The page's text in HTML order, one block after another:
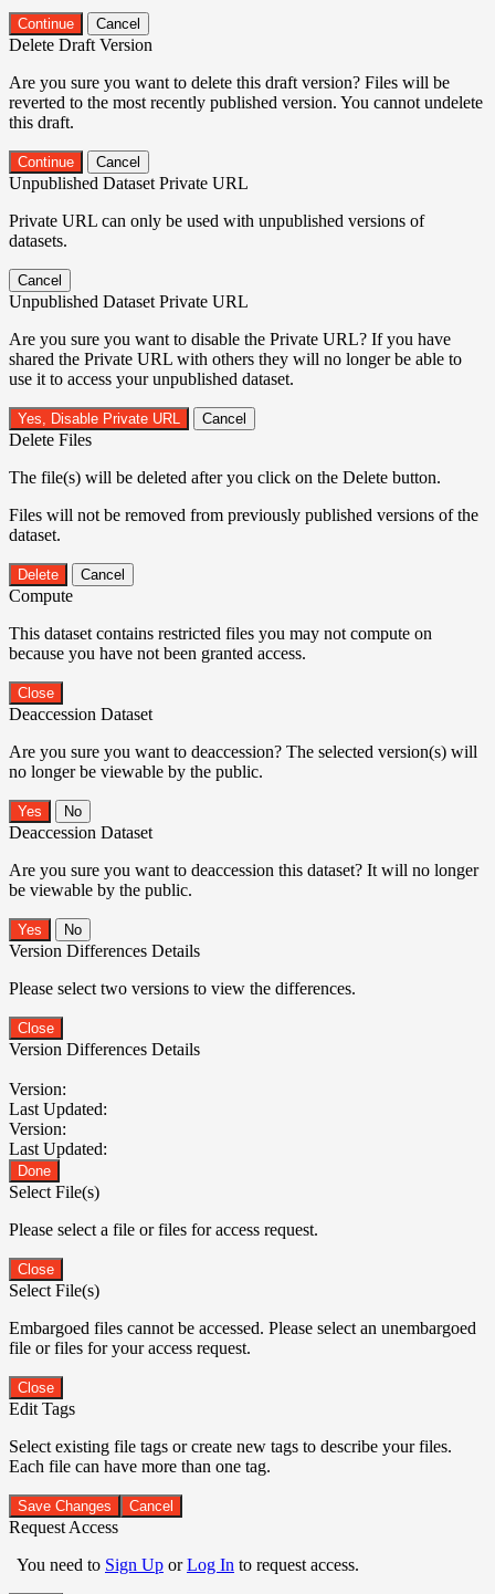
Continue Cancel
Delete Draft Version
Are you sure you want to delete this draft version? Files will be
reverted to the most recently published version. You cannot undelete
this draft.
Continue Cancel
Unpublished Dataset Private URL
Private URL can only be used with unpublished versions of
datasets.
Cancel
Unpublished Dataset Private URL
Are you sure you want to disable the Private URL? If you have
shared the Private URL with others they will no longer be able to
use it to access your unpublished dataset.
Yes, Disable Private URL Cancel
Delete Files
The file(s) will be deleted after you click on the Delete button.
Files will not be removed from previously published versions of the
dataset.
Delete Cancel
Compute
This dataset contains restricted files you may not compute on
because you have not been granted access.
Close
Deaccession Dataset
Are you sure you want to deaccession? The selected version(s) will
no longer be viewable by the public.
No
Deaccession Dataset
Are you sure you want to deaccession this dataset? It will no longer
be viewable by the public.
No
Version Differences Details
Please select two versions to view the differences.
Close
Version Differences Details
Version:
Last Updated:
Version:
Last Updated:
Done
Select File(s)
Please select a file or files for access request.
Close
Select File(s)
Embargoed files cannot be accessed. Please select an unembargoed
file or files for your access request.
Close
Edit Tags
Select existing file tags or create new tags to describe your files.
Each file can have more than one tag.
Save Changes Cancel
Request Access
You need to Sign Up orLog In to request access.